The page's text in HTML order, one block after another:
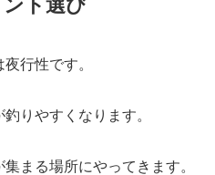
ト選び
行性です。
りやすくなります。
まる場所にやってきます。